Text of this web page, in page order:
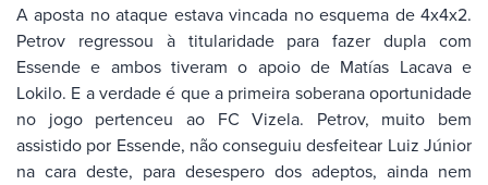
A aposta no ataque estava vincada no esquema de 4x4x2.
Petrov regressou à titularidade para fazer dupla com
Essende e ambos tiveram o apoio de Matías Lacava e
Lokilo. E a verdade é que a primeira soberana oportunidade
no jogo pertenceu ao FC Vizela. Petrov, muito bem
assistido por Essende, não conseguiu desfeitear Luiz Júnior
na cara deste, para desespero dos adeptos, ainda nem